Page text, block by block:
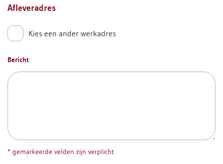
Afleveradres
Kies een ander werkadres
Bericht
* gemarkeerde velden zijn verplicht